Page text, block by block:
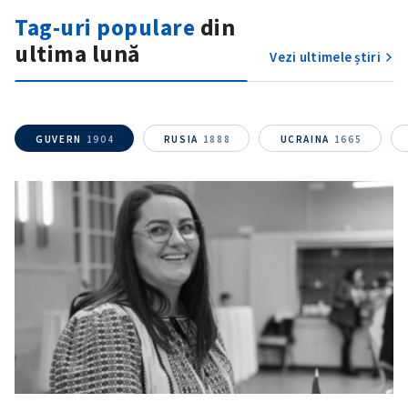
Tag-uri populare din
ultima lună
Vezi ultimele știri
GUVERN 1904 RUSIA 1888 UCRAINA 1665